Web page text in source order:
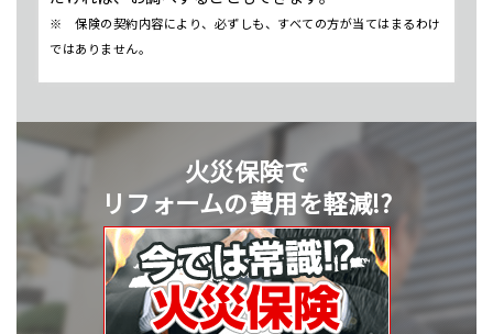
※ 保険の契約内容により、必ずしも、すべての方が当てはまるわけ
ではありません。
火災保険で
リフォームの費用を軽減!?